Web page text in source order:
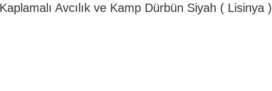
Avcılık ve Kamp Dürbün Siyah ( Lisinya )